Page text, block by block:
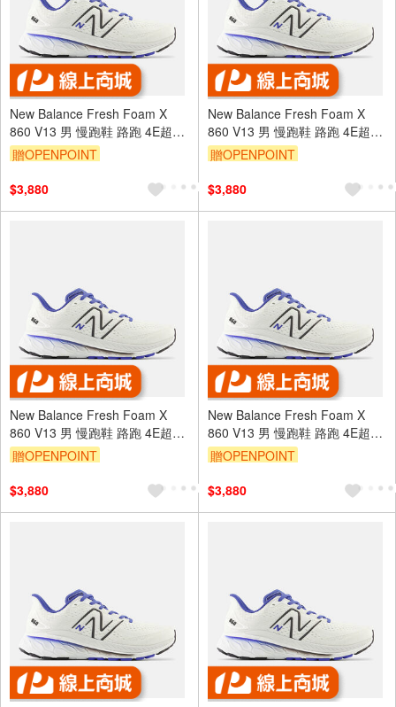
New Balance Fresh Foam X
860 V13 男 慢跑鞋 路跑 4E超寬
楦 白藍 [M860F13]
贈OPENPOINT
$3,880
New Balance Fresh Foam X
860 V13 男 慢跑鞋 路跑 4E超寬
楦 白藍 [M860F13]
贈OPENPOINT
$3,880
New Balance Fresh Foam X
860 V13 男 慢跑鞋 路跑 4E超寬
楦 白藍 [M860F13]
贈OPENPOINT
$3,880
New Balance Fresh Foam X
860 V13 男 慢跑鞋 路跑 4E超寬
楦 白藍 [M860F13]
贈OPENPOINT
$3,880